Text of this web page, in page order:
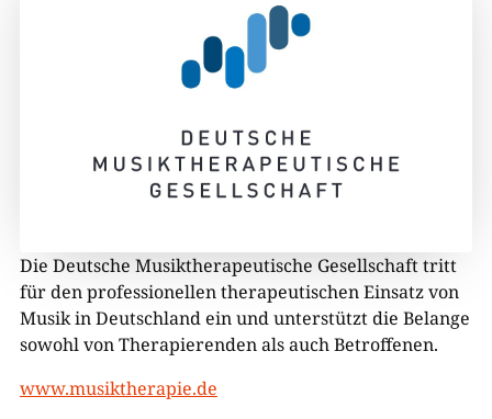
Die Deutsche Musiktherapeutische Gesellschaft tritt
für den professionellen therapeutischen Einsatz von
Musik in Deutschland ein und unterstützt die Belange
sowohl von Therapierenden als auch Betroffenen.
www.musiktherapie.de